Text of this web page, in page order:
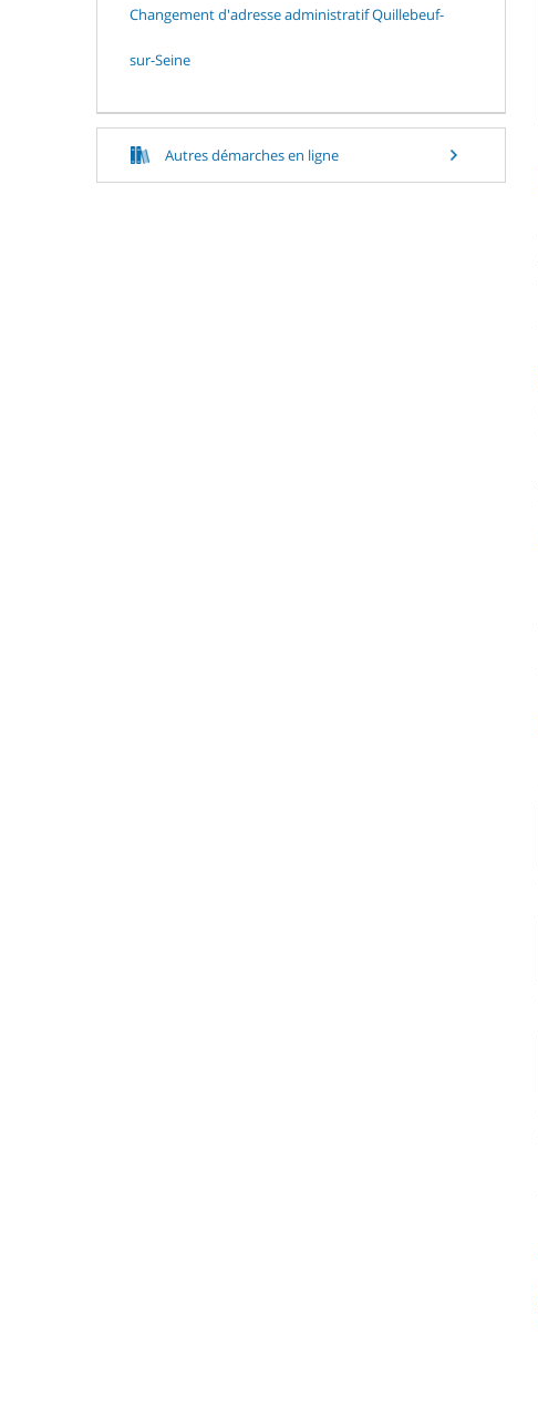
Changement d'adresse administratif Quillebeuf-
sur-Seine
Autres démarches en ligne